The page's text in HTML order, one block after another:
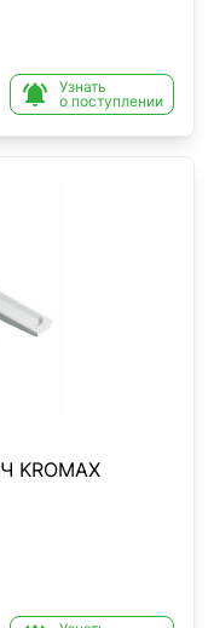

Узнать
о поступлении
KROMAX